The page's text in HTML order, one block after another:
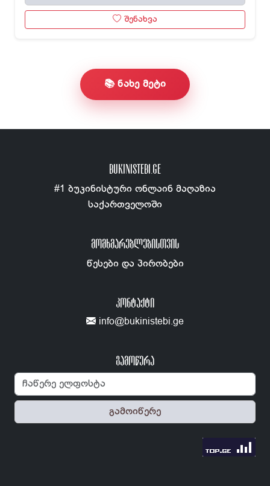
შენახვა
📚 ნახე მეტი
BUKINISTEBI.GE
#1 ბუკინისტური ონლაინ მაღაზია
საქართველოში
ᲛᲝᲛᲮᲛᲐᲠᲔᲑᲚᲔᲑᲘᲡᲗᲕᲘᲡ
წესები და პირობები
ᲙᲝᲜᲢᲐᲥᲢᲘ
info@bukinistebi.ge
გამოწერა
გამოიწერე